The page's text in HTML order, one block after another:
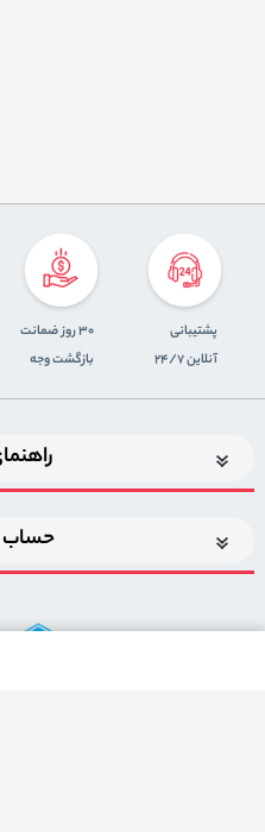
پشتیبانی
آنلاین 24/7
30 روز ضمانت
بازگشت وجه
حساب